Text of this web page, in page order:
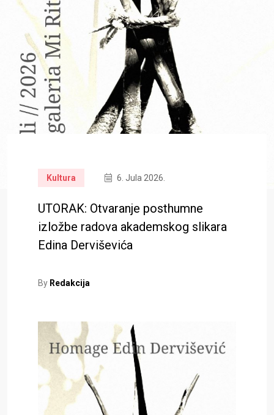
Kultura 6. Jula 2026.
UTORAK: Otvaranje posthumne
izložbe radova akademskog slikara
Edina Derviševića
By Redakcija